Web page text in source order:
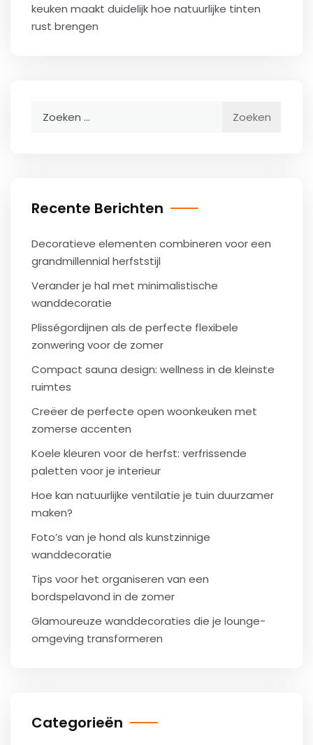
keuken maakt duidelijk hoe natuurlijke tinten
rust brengen
Zoeken
Recente Berichten
Decoratieve elementen combineren voor een
grandmillennial herfststijl
Verander je hal met minimalistische
wanddecoratie
Plisségordijnen als de perfecte flexibele
zonwering voor de zomer
Compact sauna design: wellness in de kleinste
ruimtes
Creëer de perfecte open woonkeuken met
zomerse accenten
Koele kleuren voor de herfst: verfrissende
paletten voor je interieur
Hoe kan natuurlijke ventilatie je tuin duurzamer
maken?
Foto’s van je hond als kunstzinnige
wanddecoratie
Tips voor het organiseren van een
bordspelavond in de zomer
Glamoureuze wanddecoraties die je lounge-
omgeving transformeren
Categorieën